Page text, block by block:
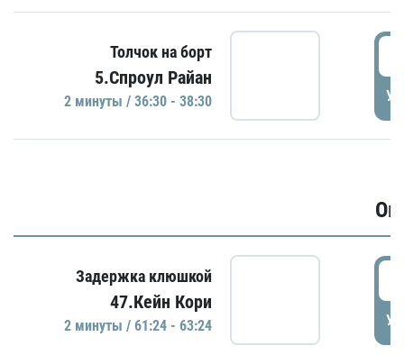
Толчок на борт
5.Спроул Райан
2 минуты / 36:30 - 38:30
Задержка клюшкой
47.Кейн Кори
2 минуты / 61:24 - 63:24